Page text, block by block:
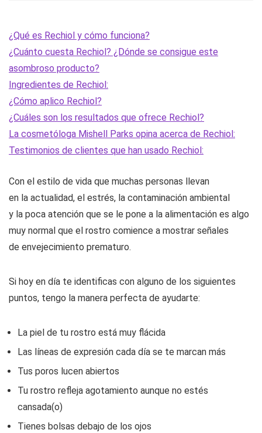
¿Qué es Rechiol y cómo funciona?
¿Cuánto cuesta Rechiol? ¿Dónde se consigue este
asombroso producto?
Ingredientes de Rechiol:
¿Cómo aplico Rechiol?
¿Cuáles son los resultados que ofrece Rechiol?
La cosmetóloga Mishell Parks opina acerca de Rechiol:
Testimonios de clientes que han usado Rechiol:
Con el estilo de vida que muchas personas llevan
en la actualidad, el estrés, la contaminación ambiental
y la poca atención que se le pone a la alimentación es algo
muy normal que el rostro comience a mostrar señales
de envejecimiento prematuro.
Si hoy en día te identificas con alguno de los siguientes
puntos, tengo la manera perfecta de ayudarte:
La piel de tu rostro está muy flácida
Las líneas de expresión cada día se te marcan más
Tus poros lucen abiertos
Tu rostro refleja agotamiento aunque no estés
cansada(o)
Tienes bolsas debajo de los ojos